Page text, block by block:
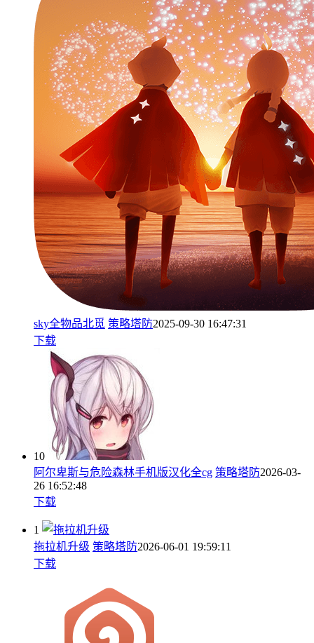
sky全物品北觅 策略塔防2025-09-30 16:47:31
下载
10
阿尔卑斯与危险森林手机版汉化全cg 策略塔防2026-03-
26 16:52:48
下载
1
拖拉机升级 策略塔防2026-06-01 19:59:11
下载